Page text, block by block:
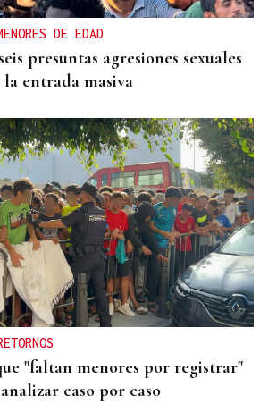
DE EDAD
presuntas agresiones sexuales
entrada masiva
"faltan menores por registrar"
caso por caso